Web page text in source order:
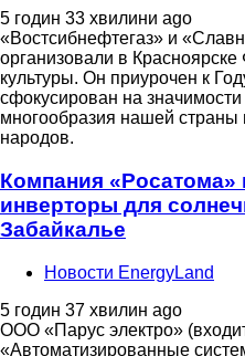
5 годин 33 хвилини ago
«Востсибнефтегаз» и
организовали в
культуры. Он приурочен к
сфокусирован на значимости
многообразия нашей
народов.
Компания «Росатома»
инверторы для
Забайкалье
Новости EnergyLand
5 годин 37 хвилин ago
ООО «Парус электро»
«Автоматизированные